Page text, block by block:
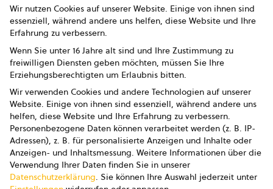
Presse
Impressum
Datenschutz
AGB
AGB Marketing GmbH
AGB Bildung
Newsletter
Wir nutzen Cookies auf unserer Website. Einige von ihnen sind
essenziell, während andere uns helfen, diese Website und Ihre
Erfahrung zu verbessern.
Wenn Sie unter 16 Jahre alt sind und Ihre Zustimmung zu
freiwilligen Diensten geben möchten, müssen Sie Ihre
Erziehungsberechtigten um Erlaubnis bitten.
Wir verwenden Cookies und andere Technologien auf unserer
Website. Einige von ihnen sind essenziell, während andere uns
helfen, diese Website und Ihre Erfahrung zu verbessern.
Personenbezogene Daten können verarbeitet werden (z. B. IP-
Adressen), z. B. für personalisierte Anzeigen und Inhalte oder
Anzeigen- und Inhaltsmessung. Weitere Informationen über die
Verwendung Ihrer Daten finden Sie in unserer
Datenschutzerklärung. Sie können Ihre Auswahl jederzeit unter